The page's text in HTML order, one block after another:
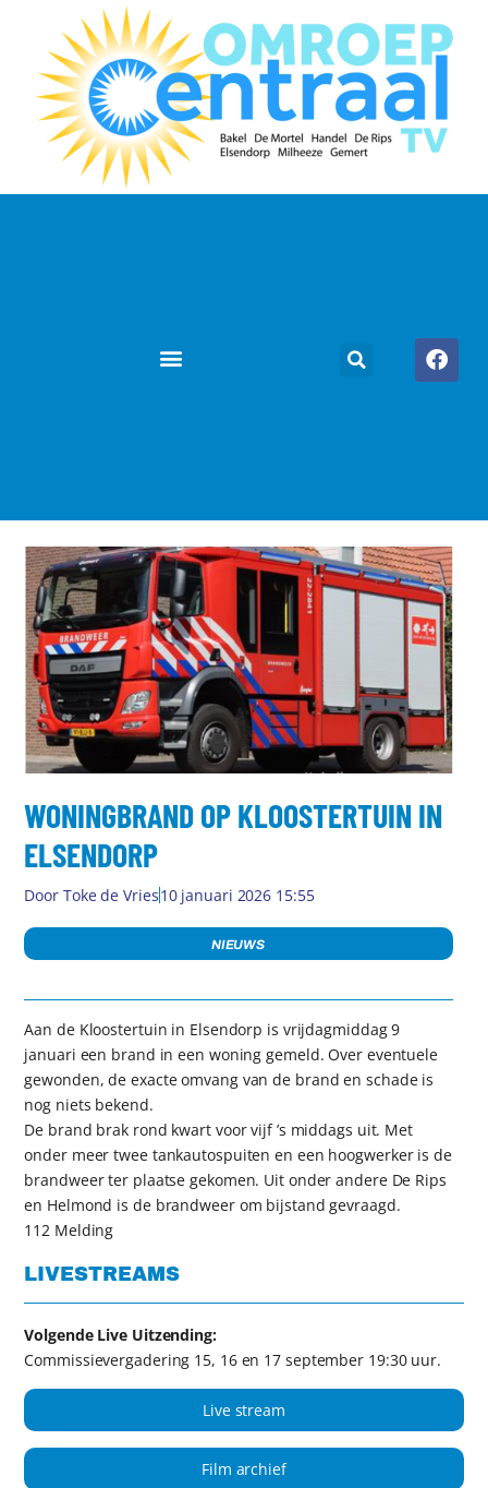
WONINGBRAND OP KLOOSTERTUIN IN
ELSENDORP
Door Toke de Vries10 januari 2026 15:55
NIEUWS
Aan de Kloostertuin in Elsendorp is vrijdagmiddag 9
januari een brand in een woning gemeld. Over eventuele
gewonden, de exacte omvang van de brand en schade is
nog niets bekend.
De brand brak rond kwart voor vijf ’s middags uit. Met
onder meer twee tankautospuiten en een hoogwerker is de
brandweer ter plaatse gekomen. Uit onder andere De Rips
en Helmond is de brandweer om bijstand gevraagd.
112 Melding
LIVESTREAMS
Volgende Live Uitzending:
Commissievergadering 15, 16 en 17 september 19:30 uur.
Live stream
Film archief